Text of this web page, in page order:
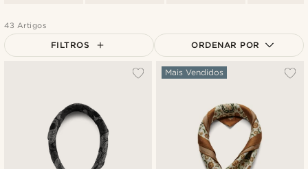
43 Artigos
FILTROS ORDENAR POR
Mais vendidos
Preço mais baixo
Preço mais alto
Mais Vendidos